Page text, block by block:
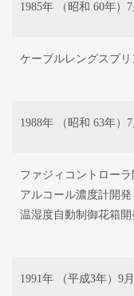
1985年 （昭和 60年）7
ケーブルレングスプ
1988年 （昭和 63年）7
ファジィコントロー
アルコール濃度計開発
温湿度自動制御花箱開
1991年 （平成3年）9月